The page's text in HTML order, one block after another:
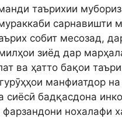
таърихии
сарнавишти
собит месозад,
зиёд дар
ва ҳатто бақои
манфиатдор
сиёсӣ бадқасдона
нохалафи